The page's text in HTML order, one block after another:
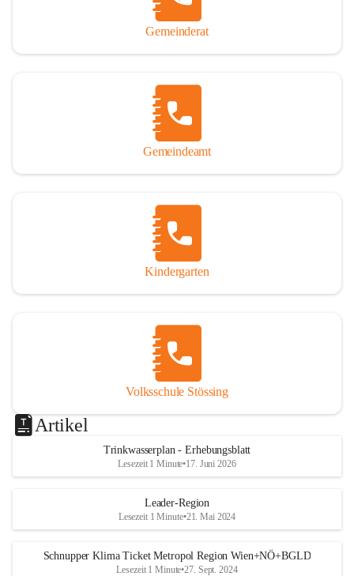
Gemeinderat
Gemeindeamt
Kindergarten
Volksschule Stössing
Artikel
Trinkwasserplan - Erhebungsblatt
Lesezeit 1 Minute•17. Juni 2026
Leader-Region
Lesezeit 1 Minute•21. Mai 2024
Schnupper Klima Ticket Metropol Region Wien+NÖ+BGLD
Lesezeit 1 Minute•27. Sept. 2024